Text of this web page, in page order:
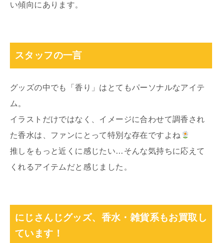
い傾向にあります。
スタッフの一言
グッズの中でも「香り」はとてもパーソナルなアイテ
ム。
イラストだけではなく、イメージに合わせて調香され
た香水は、ファンにとって特別な存在ですよね
推しをもっと近くに感じたい…そんな気持ちに応えて
くれるアイテムだと感じました。
にじさんじグッズ、香水・雑貨系もお買取し
ています！